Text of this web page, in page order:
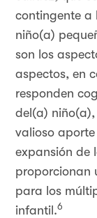
contingente a
niño(a)
son los
aspectos, en
responden
del(a)
valioso
expansión de
proporcionan
para los
infantil.6